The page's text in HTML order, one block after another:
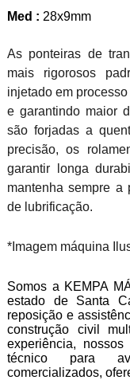
Med : 28x9mm
As ponteiras de
mais rigorosos
injetado em
e garantindo maior
são forjadas a
precisão, os
garantir longa
mantenha sempre
de lubrificação.
*Imagem máquina
Somos a KEMPA
estado de Santa
reposição e
construção civil
experiência,
técnico para
comercializados,